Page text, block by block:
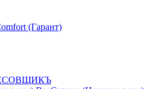
(Гарант)